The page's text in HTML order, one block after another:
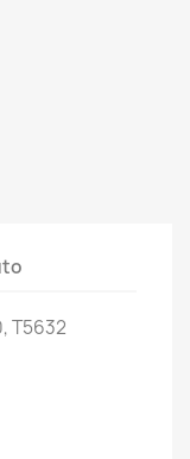
T5632